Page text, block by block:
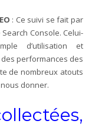
: Ce suivi se fait par
Console. Celui-
d’utilisation et
performances des
de nombreux atouts
donner.